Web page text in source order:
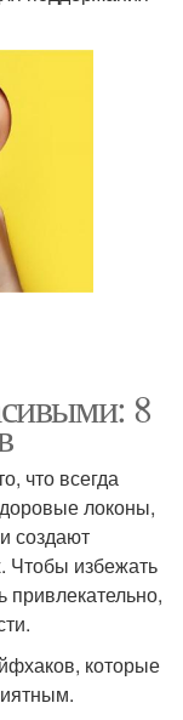
8
что всегда
локоны,
создают
Чтобы избежать
привлекательно,
которые